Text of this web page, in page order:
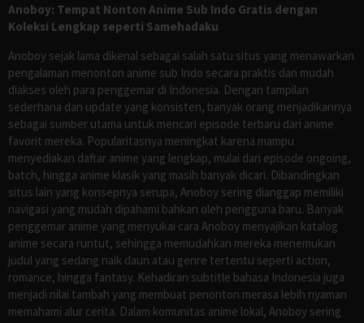
Anoboy: Tempat Nonton Anime Sub Indo Gratis dengan
Koleksi Lengkap seperti Samehadaku
Anoboy sejak lama dikenal sebagai salah satu situs yang menawarkan
pengalaman menonton anime sub Indo secara praktis dan mudah
diakses oleh para penggemar di Indonesia. Dengan tampilan
sederhana dan update yang konsisten, banyak orang menjadikannya
sebagai sumber utama untuk mencari episode terbaru dari anime
favorit mereka. Popularitasnya meningkat karena mampu
menyediakan daftar anime yang lengkap, mulai dari episode ongoing,
batch, hingga anime klasik yang masih banyak dicari. Dibandingkan
situs lain yang konsepnya serupa, Anoboy sering dianggap memiliki
navigasi yang mudah dipahami bahkan oleh pengguna baru. Banyak
penggemar anime yang menyukai cara Anoboy menyajikan katalog
anime secara runtut, sehingga memudahkan mereka menemukan
judul yang sedang naik daun atau genre tertentu seperti action,
romance, hingga fantasy. Kehadiran subtitle bahasa Indonesia juga
menjadi nilai tambah yang membuat penonton merasa lebih nyaman
memahami alur cerita. Dalam komunitas anime lokal, Anoboy sering